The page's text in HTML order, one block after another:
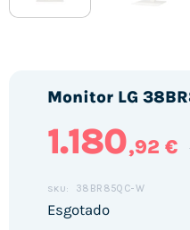
Monitor LG
1.180,92 €
SKU: 38BR85QC-W
Esgotado